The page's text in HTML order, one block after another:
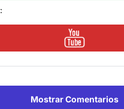
Mostrar Comentarios